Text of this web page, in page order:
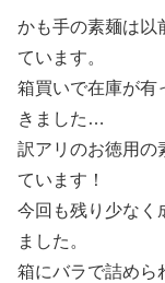
かも手の素麺は以
ています。
箱買いで在庫が有
きました…
訳アリのお徳用の
ています！
今回も残り少なく
ました。
箱にバラで詰めら